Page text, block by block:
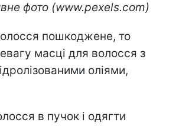
фото (www.pexels.com)
пошкоджене, то
масці для волосся з
оліями,
в пучок і одягти